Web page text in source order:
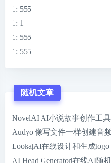
1 : 555
1 : 1
1 : 555
1 : 555
随机文章
NovelAI|AI小说故事创作工具
Audyo|像写文件一样创建音
Looka|AI在线设计和生成logo
AI Head Generator|在线AI随